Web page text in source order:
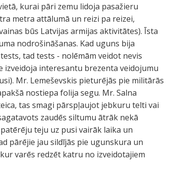
kurai pāri zemu lidoja pasažieru
metra attālumā un reizi pa reizei,
būs Latvijas armijas aktivitātes). Īsta
nodrošināšanas. Kad uguns bija
tad tests - nolēmām veidot nevis
interesantu brezenta veidojumu
Mr. Lemeševskis pieturējās pie militārās
nostiepa folija segu. Mr. Salna
tas smagi pārspļaujot jebkuru telti vai
zaudēs siltumu ātrāk nekā
teju uz pusi vairāk laika un
pārējie jau sildījās pie ugunskura un
varēs redzēt katru no izveidotajiem